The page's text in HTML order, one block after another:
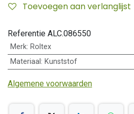
Toevoegen aan verlanglijst
Referentie ALC.086550
Merk: Roltex
Materiaal : Kunststof
Algemene voorwaarden